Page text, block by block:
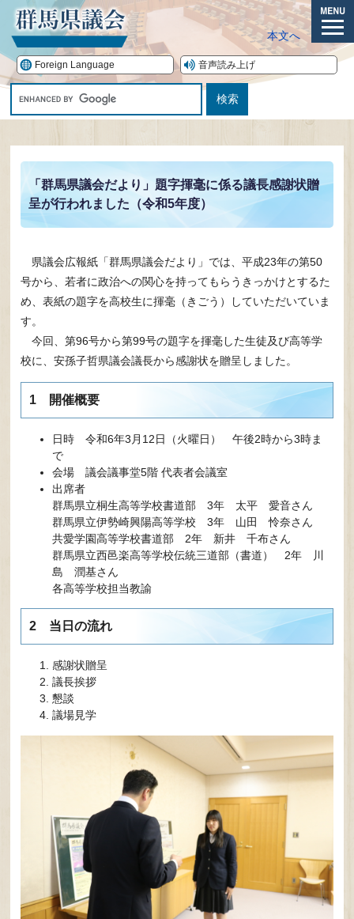
の
先
頭
メ
ニ
本文へ
Foreign Language 音声読み上げ
タ
「群馬県議会だより」題字揮毫に係る議長感謝状贈
呈が行われました（令和5年度）
県議会広報紙「群馬県議会だより」では、平成23年の第50
号から、若者に政治への関心を持ってもらうきっかけとするた
め、表紙の題字を高校生に揮毫（きごう）していただいていま
す。
今回、第96号から第99号の題字を揮毫した生徒及び高等学
校に、安孫子哲県議会議長から感謝状を贈呈しました。
1 開催概要
日時 令和6年3月12日（火曜日） 午後2時から3時ま
で
会場 議会議事堂5階 代表者会議室
出席者
​群馬県立桐生高等学校書道部 3年 太平 愛音さん
群馬県立伊勢崎興陽高等学校 3年 山田 怜奈さん
共愛学園高等学校書道部 2年 新井 千布さん
群馬県立西邑楽高等学校伝統三道部（書道） 2年 川
島 潤基さん
各高等学校担当教諭
2 当日の流れ
感謝状贈呈
議長挨拶
懇談
議場見学